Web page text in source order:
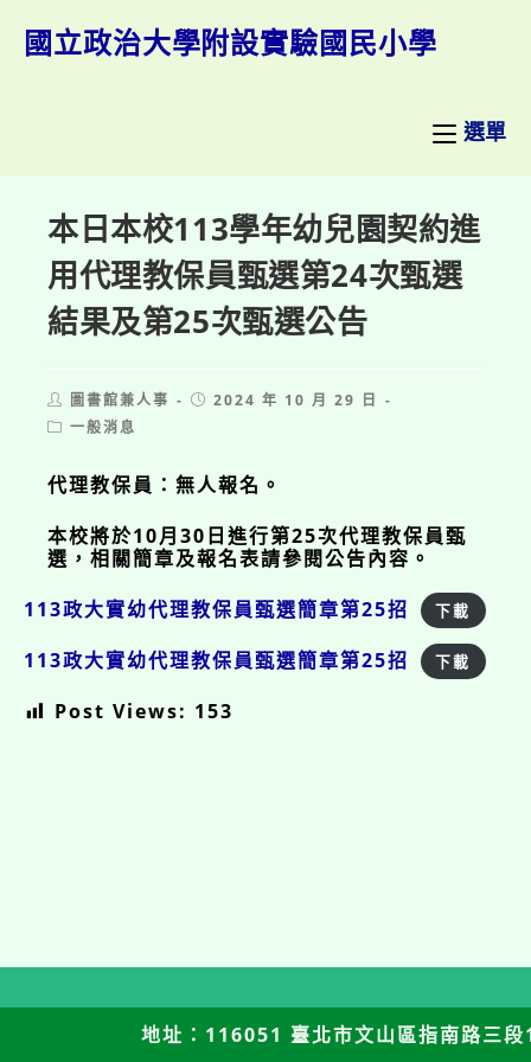
國立政治大學附設實驗國民小學
選單
本日本校113學年幼兒園契約進
用代理教保員甄選第24次甄選
結果及第25次甄選公告
Post
author:
圖書館兼人事
Post2024 年 10 月 29 日
Post一般消息
代理教保員：無人報名。
本校將於10月30日進行第25次代理教保員甄
選，相關簡章及報名表請參閱公告內容。
113政大實幼代理教保員甄選簡章第25招
下載
113政大實幼代理教保員甄選簡章第25招 下載
Post Views: 153
地址：116051 臺北市文山區指南路三